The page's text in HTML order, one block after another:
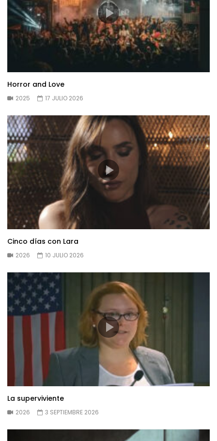
Horror and Love
2025 17 JULIO 2026
Cinco días con Lara
2026 10 JULIO 2026
La superviviente
2026 3 SEPTIEMBRE 2026